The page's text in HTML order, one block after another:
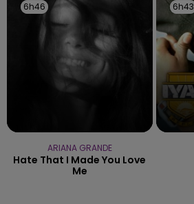
6h46
6h46
ARIANA GRANDE
Hate That I Made You Love
Me
6h43
6h43